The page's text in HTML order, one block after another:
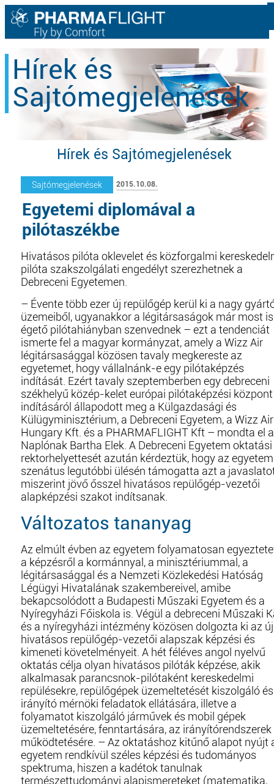
Hírek és
Sajtómegjelenések
Hírek és Sajtómegjelenések
Sajtómegjelenések 2015.10.08.
Egyetemi diplomával a
pilótaszékbe
Hivatásos pilóta oklevelet és közforgalmi
pilóta szakszolgálati engedélyt szerezhetnek a
Debreceni Egyetemen.
– Évente több ezer új repülőgép kerül ki a nagy
üzemeiből, ugyanakkor a légitársaságok már most is
égető pilótahiányban szenvednek – ezt a tendenciát
ismerte fel a magyar kormányzat, amely a Wizz Air
légitársasággal közösen tavaly megkereste az
egyetemet, hogy vállalnánk-e egy pilótaképzés
indítását. Ezért tavaly szeptemberben egy debreceni
székhelyű közép-kelet európai pilótaképzési központ
indításáról állapodott meg a Külgazdasági és
Külügyminisztérium, a Debreceni Egyetem, a Wizz Air
Hungary Kft. és a PHARMAFLIGHT Kft – mondta el a
Naplónak Bartha Elek. A Debreceni Egyetem oktatási
rektorhelyettesét azután kérdeztük, hogy az
szenátus legutóbbi ülésén támogatta azt a
miszerint jövő ősszel hivatásos repülőgép-vezetői
alapképzési szakot indítsanak.
Változatos tananyag
Az elmúlt évben az egyetem folyamatosan
a képzésről a kormánnyal, a minisztériummal, a
légitársasággal és a Nemzeti Közlekedési Hatóság
Légügyi Hivatalának szakembereivel, amibe
bekapcsolódott a Budapesti Műszaki Egyetem és a
Nyíregyházi Főiskola is. Végül a debreceni Műszaki
és a nyíregyházi intézmény közösen dolgozta ki az
hivatásos repülőgép-vezetői alapszak képzési és
kimeneti követelményeit. A hét féléves angol nyelvű
oktatás célja olyan hivatásos pilóták képzése, akik
alkalmasak parancsnok-pilótaként kereskedelmi
repülésekre, repülőgépek üzemeltetését kiszolgáló és
irányító mérnöki feladatok ellátására, illetve a
folyamatot kiszolgáló járművek és mobil gépek
üzemeltetésére, fenntartására, az irányítórendszerek
működtetésére. – Az oktatáshoz kitűnő alapot nyújt
egyetem rendkívül széles képzési és tudományos
spektruma, hiszen a kadétok tanulnak
természettudományi alapismereteket (matematika,